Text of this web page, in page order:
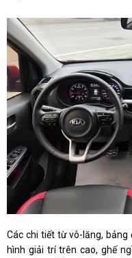
Các chi tiết từ vô-lăng, bảng
hình giải trí trên cao, ghế